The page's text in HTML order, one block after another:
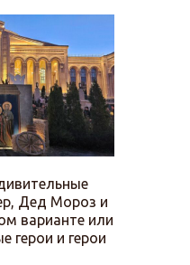
Дед Мороз и
варианте или
герои и герои